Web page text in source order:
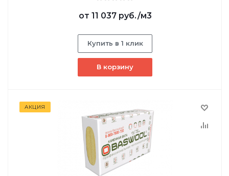
от 11 037 руб./м3
Купить в 1 клик
В корзину
АКЦИЯ